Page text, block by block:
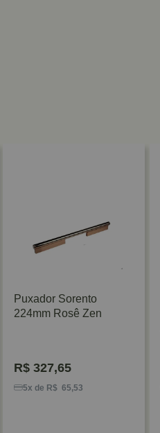
Puxador Sorento
224mm Rosê Zen
R$ 327,65
5x de R$ 65,53